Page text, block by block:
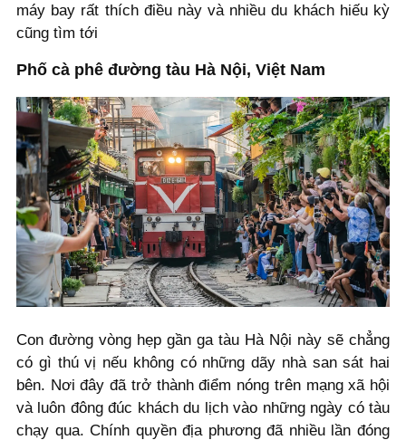
máy bay rất thích điều này và nhiều du khách hiếu kỳ
cũng tìm tới
Phố cà phê đường tàu Hà Nội, Việt Nam
Con đường vòng hẹp gần ga tàu Hà Nội này sẽ chẳng
có gì thú vị nếu không có những dãy nhà san sát hai
bên. Nơi đây đã trở thành điểm nóng trên mạng xã hội
và luôn đông đúc khách du lịch vào những ngày có tàu
chạy qua. Chính quyền địa phương đã nhiều lần đóng